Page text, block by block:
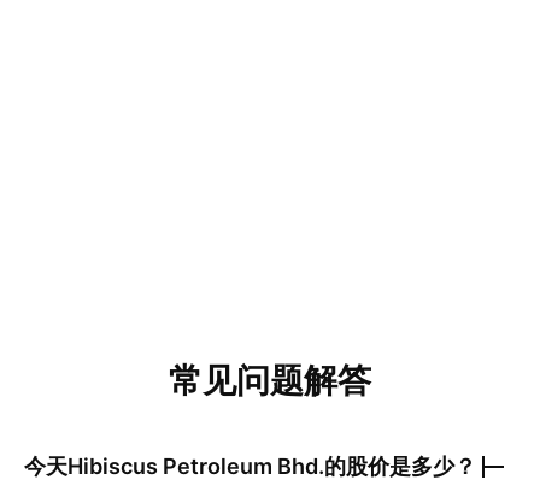
常见问题解答
今天Hibiscus Petroleum Bhd.的股价是多少？